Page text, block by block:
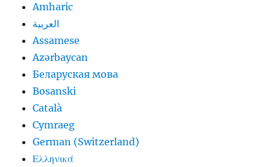
Amharic
العربية
Assamese
Azərbaycan
Беларуская мова
Bosanski
Català
Cymraeg
German (Switzerland)
Ελληνικά